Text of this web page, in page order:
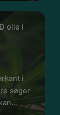
olie i
i
søger